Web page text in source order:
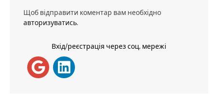
Щоб відправити коментар вам необхідно
авторизуватись.
Вхід/реєстрація через соц. мережі